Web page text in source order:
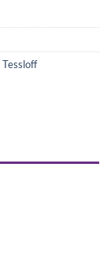
Tessloff